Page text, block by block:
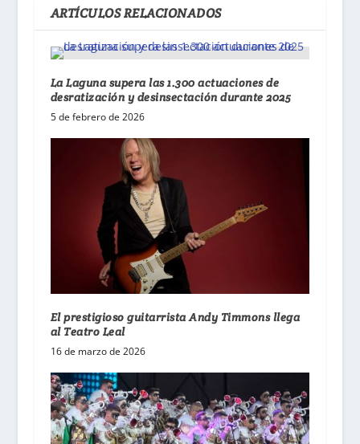
ARTÍCULOS RELACIONADOS
La Laguna supera las 1.300 actuaciones de
desratización y desinsectación durante 2025
5 de febrero de 2026
El prestigioso guitarrista Andy Timmons llega
al Teatro Leal
16 de marzo de 2026